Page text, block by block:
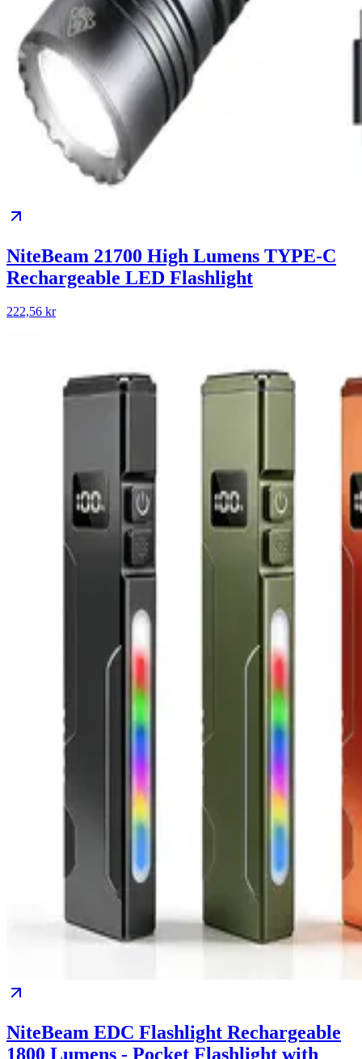
NiteBeam 21700 High Lumens TYPE-C
Rechargeable LED Flashlight
222,56 kr
NiteBeam EDC Flashlight Rechargeable
1800 Lumens - Pocket Flashlight with